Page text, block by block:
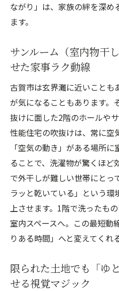
ながり」は、家族の絆を深め
ます。
サンルーム（室内物干
せた家事ラク動線
古賀市は玄界灘に近いことも
が気になることもあります。
抜けに面した2階のホールや
性能住宅の吹抜けは、常に空
「空気の動き」がある場所
ることで、洗濯物が驚くほど
で外干しが難しい世帯にとっ
ラッと乾いている」という
上させます。1階で洗ったも
室内スペースへ。この最短動
りある時間」へと変えてくれ
限られた土地でも「ゆ
せる視覚マジック